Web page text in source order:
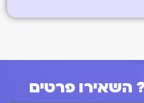
השאירו פרטים